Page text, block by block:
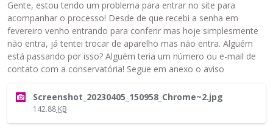
Gente, estou tendo um problema para entrar no site para
acompanhar o processo! Desde de que recebi a senha em
fevereiro venho entrando para conferir mas hoje simplesmente
não entra, já tentei trocar de aparelho mas não entra. Alguém
está passando por isso? Alguém teria um número ou e-mail de
contato com a conservatória! Segue em anexo o aviso
s
Screenshot_20230405_150958_Chrome~2.jpg
142.88 KB